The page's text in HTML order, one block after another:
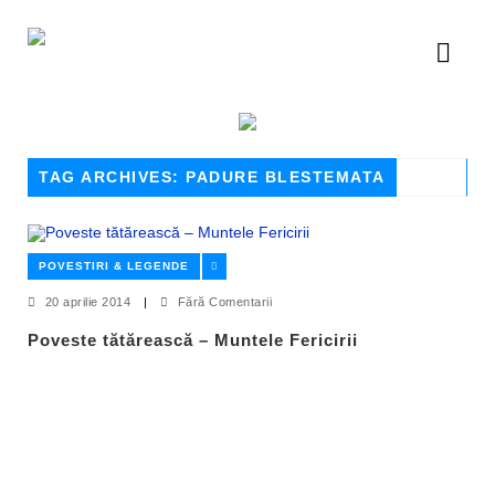
TAG ARCHIVES: PADURE BLESTEMATA
POVESTIRI & LEGENDE
20 aprilie 2014 | Fără Comentarii
Poveste tătărească – Muntele Fericirii